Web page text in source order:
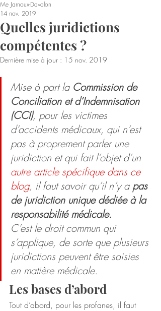
Quelles juridictions
compétentes ?
Me Jarnoux-Davalon
14 nov. 2019
Dernière mise à jour : 15 nov. 2019
Mise à part la Commission de
Conciliation et d’Indemnisation
(CCI), pour les victimes
d’accidents médicaux, qui n’est
pas à proprement parler une
juridiction et qui fait l’objet d’un
autre article spécifique dans ce
blog, il faut savoir qu’il n’y a pas
de juridiction unique dédiée à la
responsabilité médicale.
C’est le droit commun qui
s’applique, de sorte que plusieurs
juridictions peuvent être saisies
en matière médicale.
Les bases d’abord
Tout d’abord, pour les profanes, il faut